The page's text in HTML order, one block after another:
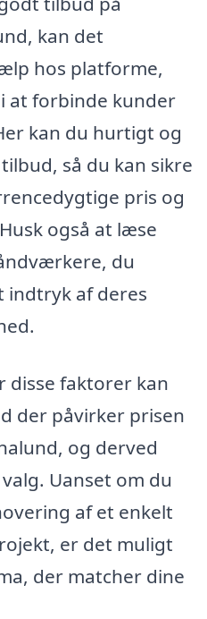
kan det
hos platforme,
at forbinde kunder
kan du hurtigt og
så du kan sikre
pris og
også at læse
du
indtryk af deres
disse faktorer kan
der påvirker prisen
og derved
Uanset om du
af et enkelt
er det muligt
der matcher dine